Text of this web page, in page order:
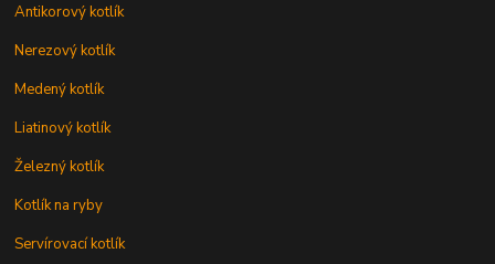
Antikorový kotlík
Nerezový kotlík
Medený kotlík
Liatinový kotlík
Železný kotlík
Kotlík na ryby
Servírovací kotlík